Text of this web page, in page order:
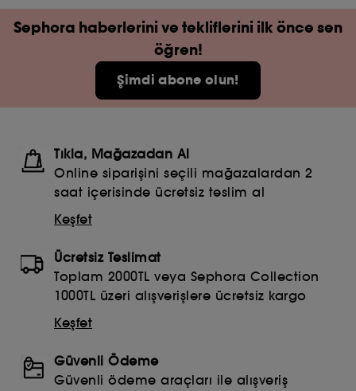
Sephora haberlerini ve tekliflerini ilk önce sen
öğren!
Şimdi abone olun!
Tıkla, Mağazadan Al
Online siparişini seçili mağazalardan 2
saat içerisinde ücretsiz teslim al
Keşfet
Ücretsiz Teslimat
Toplam 2000TL veya Sephora Collection
1000TL üzeri alışverişlere ücretsiz kargo
Keşfet
Güvenli Ödeme
Güvenli ödeme araçları ile alışveriş